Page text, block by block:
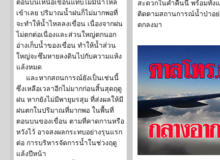
ตอนบนเหนือเขื่อนแทบไม่มีน้ำไหล
เข้าเลย ปริมาณน้ำฝนก็ไม่มากพอที่
จะทำให้น้ำไหลลงเขื่อน เนื่องจากฝน
ไม่ตกต่อเนื่องและส่วนใหญ่ตกนอก
อ่างเก็บน้ำของเขื่อน ทำให้น้ำส่วน
ใหญ่จะซึมหายลงดินไปกับความแห้ง
แล้งหมด
และหากสถนการณ์ยังเป็นเช่นนี้
ซึ่งเหลือเวลาอีกไม่มากก่อนสิ้นสุดฤดู
ฝน หากยังไม่มีพายุมรสุม ที่ส่งผลให้มี
ฝนตกในปริมาณที่มากพอ ในพื้นที่
ตอนบนของเขื่อน ตามที่คาดกานหรือ
หวังไว้ อาจสงผลกระทบอย่างรุนแรก
ต่อ การบริหารจัดการน้ำในช่วงฤดู
แล้งปีหน้า
สะดวกในค่ำคืนนี้ พร้อมทั้ง
ติดตามสถานการณ์น้ำป่าอย่
ตกลงมา